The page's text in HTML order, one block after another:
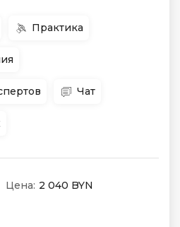
Практика
Чат
Цена: 2 040 BYN